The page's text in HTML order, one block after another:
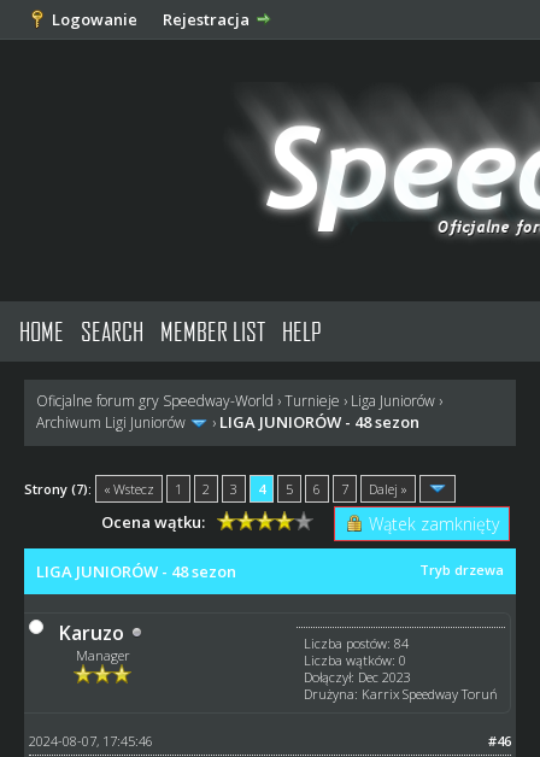
Logowanie Rejestracja
HOME SEARCH MEMBER LIST HELP
Oficjalne forum gry Speedway-World ›Turnieje › Liga Juniorów›
Archiwum Ligi Juniorów
› LIGA JUNIORÓW - 48 sezon
Strony (7): « Wstecz 1 2 3 4 5 6 7 Dalej »
Wątek zamknięty
Ocena wątku:
Tryb drzewa
LIGA JUNIORÓW - 48 sezon
Karuzo
Manager
Liczba postów: 84
Liczba wątków: 0
Dołączył: Dec 2023
Drużyna: Karrix Speedway Toruń
#46
2024-08-07, 17:45:46